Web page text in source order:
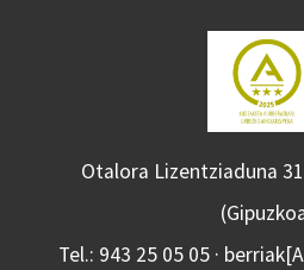
Otalora Lizentziaduna
Tel.: 943 25 05 05 ·